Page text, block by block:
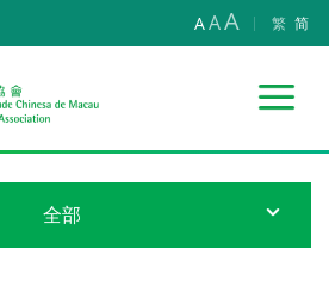
AAA 繁 简
全部